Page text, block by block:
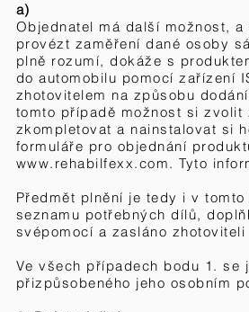
a)
Objednatel má další možnost,
provézt zaměření dané osoby
plně rozumí, dokáže s
do automobilu pomocí zařízení
zhotovitelem na způsobu
tomto případě možnost si
zkompletovat a nainstalovat si
formuláře pro objednání
www.rehabilfexx.com. Tyto
Předmět plnění je tedy i v tomto
seznamu potřebných dílů,
svépomocí a zasláno zhotoviteli
Ve všech případech bodu 1. se
přizpůsobeného jeho osobním